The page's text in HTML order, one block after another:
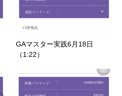
GAマスター実践6月18日
（1:22）